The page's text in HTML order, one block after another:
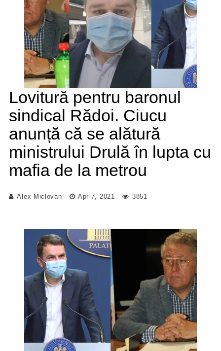
Lovitură pentru baronul
sindical Rădoi. Ciucu
anunță că se alătură
ministrului Drulă în lupta cu
mafia de la metrou
Alex Miclovan Apr 7, 2021 3851